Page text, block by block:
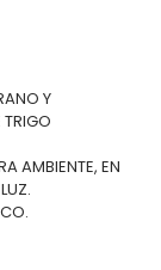
Y
AMBIENTE, EN